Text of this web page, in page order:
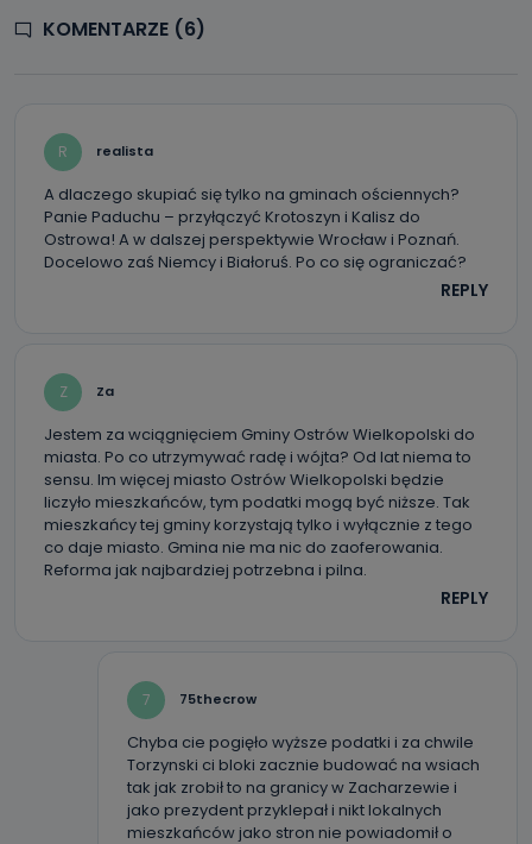
ograniczenia ich przetwarzania oraz prawo wniesienia
sprzeciwu wobec ich przetwarzania.
Do czasu wycofania zgody lub, jeśli dane będą
przetwarzane na podstawie prawnie uzasadnionego celu
Jakie dane osobowe przetwarzamy?
Przetwarzane kategorie Państwa danych osobowych to
zostały przekazane w Państwa imieniu) lub dane osobowe,
oraz partnerzy wspomagający administratora w jego
biznesowej działalności.
Jak skontaktować się z inspektorem
danych osobowych?
Można to zrobić pod numerem telefonu 62 735-51-05 lub
e-mailowo pod adresem: poczta@tvproart.pl
KOMENTARZE (6)
R realista
A dlaczego skupiać się tylko na gminach ościennych?
Panie Paduchu – przyłączyć Krotoszyn i Kalisz do
Ostrowa! A w dalszej perspektywie Wrocław i Poznań.
Docelowo zaś Niemcy i Białoruś. Po co się ograniczać?
REPLY
Z Za
Jestem za wciągnięciem Gminy Ostrów Wielkopolski do
miasta. Po co utrzymywać radę i wójta? Od lat niema to
sensu. Im więcej miasto Ostrów Wielkopolski będzie
liczyło mieszkańców, tym podatki mogą być niższe. Tak
mieszkańcy tej gminy korzystają tylko i wyłącznie z tego
co daje miasto. Gmina nie ma nic do zaoferowania.
Reforma jak najbardziej potrzebna i pilna.
REPLY
7 75thecrow
Chyba cie pogięło wyższe podatki i za chwile
Torzynski ci bloki zacznie budować na wsiach
tak jak zrobił to na granicy w Zacharzewie i
jako prezydent przyklepał i nikt lokalnych
mieszkańców jako stron nie powiadomił o